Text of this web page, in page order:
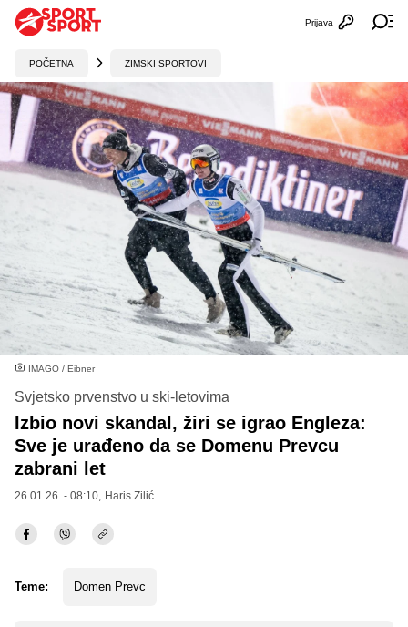
Otvori
Prijava
POČETNA ZIMSKI SPORTOVI
IMAGO / Eibner
Svjetsko prvenstvo u ski-letovima
Izbio novi skandal, žiri se igrao Engleza:
Sve je urađeno da se Domenu Prevcu
zabrani let
26.01.26. - 08:10, Haris Zilić
Teme: Domen Prevc